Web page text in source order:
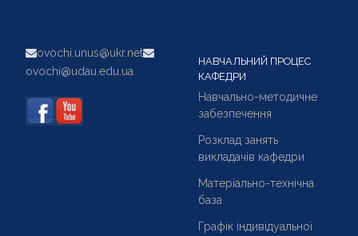
ovochi.unus@ukr.net
ovochi@udau.edu.ua
НАВЧАЛЬНИЙ ПРОЦЕС
КАФЕДРИ
Навчально-методичне
забезпечення
Розклад занять
викладачів кафедри
Матеріально-технічна
база
Графік індивідуальної